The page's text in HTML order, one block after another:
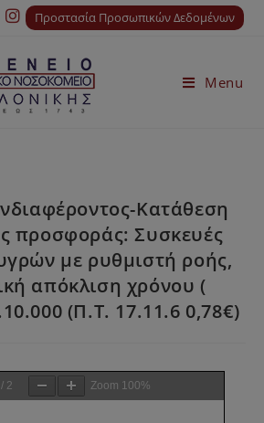
Προστασία Προσωπικών Δεδομένων
Menu
Κατάθεση
προσφοράς: Συσκευές
με ρυθμιστή ροής,
απόκλιση χρόνου (
(Π.Τ. 17.11.6 0,78€)
/ 2 Zoom 100%